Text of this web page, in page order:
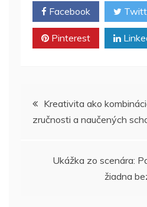
Facebook
Pinterest
Navigácia
článku
Kreativita ako
zručnosti a naučených
Ukážka zo scenára:
žiadna